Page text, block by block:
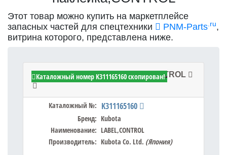
Этот товар можно купить на маркетплейсе
запасных частей для спецтехники
PNM-Parts.ru,
витрина которого, представлена ниже.
Kubota K311165160 - LABEL,CONTROL
Каталожный №: K311165160
Бренд: Kubota
Наименование: LABEL,CONTROL
Производитель: Kubota Co. Ltd. (Япония)
Каталожный номер K311165160 скопирован!